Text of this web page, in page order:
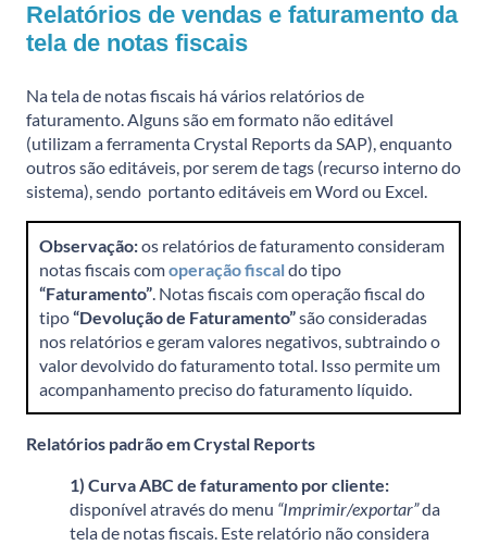
Relatórios de vendas e faturamento da
tela de notas fiscais
Na tela de notas fiscais há vários relatórios de
faturamento. Alguns são em formato não editável
(utilizam a ferramenta Crystal Reports da SAP), enquanto
outros são editáveis, por serem de tags (recurso interno do
sistema), sendo portanto editáveis em Word ou Excel.
Observação:os relatórios de faturamento consideram
notas fiscais comoperação fiscaldo tipo
“Faturamento”. Notas fiscais com operação fiscal do
tipo“Devolução de Faturamento”são consideradas
nos relatórios e geram valores negativos, subtraindo o
valor devolvido do faturamento total. Isso permite um
acompanhamento preciso do faturamento líquido.
Relatórios padrão em Crystal Reports
1) Curva ABC de faturamento por cliente:
disponível através do menu “Imprimir/exportar”da
tela de notas fiscais. Este relatório não considera